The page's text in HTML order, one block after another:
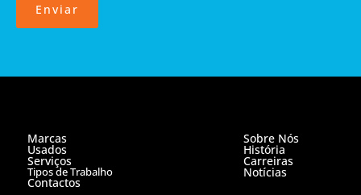
Enviar
Marcas
Usados
Serviços
Tipos de Trabalho
Contactos
Sobre Nós
História
Carreiras
Notícias